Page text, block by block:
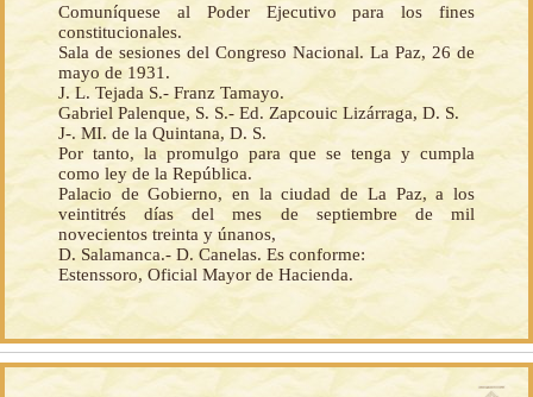
Comuníquese al Poder Ejecutivo para los fines
constitucionales.
Sala de sesiones del Congreso Nacional. La Paz, 26 de
mayo de 1931.
J. L. Tejada S.- Franz Tamayo.
Gabriel Palenque, S. S.- Ed. Zapcouic Lizárraga, D. S.
J-. MI. de la Quintana, D. S.
Por tanto, la promulgo para que se tenga y cumpla
como ley de la República.
Palacio de Gobierno, en la ciudad de La Paz, a los
veintitrés días del mes de septiembre de mil
novecientos treinta y únanos,
D. Salamanca.- D. Canelas. Es conforme:
Estenssoro, Oficial Mayor de Hacienda.